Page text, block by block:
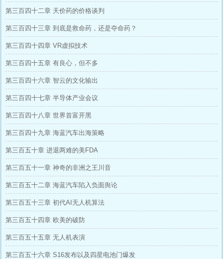
第三百四十二章 天价药的价格谈判
第三百四十三章 到底是救命药，还是夺命药？
第三百四十四章 VR虚拟技术
第三百四十五章 有良心，但不多
第三百四十六章 智云的文化输出
第三百四十七章 半导体产业会议
第三百四十八章 世界首富开黑
第三百四十九章 海蓝汽车出海策略
第三百五十章 进退两难的美FDA
第三百五十一章 神奇的非洲之王川音
第三百五十二章 海蓝汽车陷入负面舆论
第三百五十三章 初代AI无人机算法
第三百五十四章 欧美的破防
第三百五十五章 无人机表演
第三百五十六章 S16发布以及四星电池门爆发